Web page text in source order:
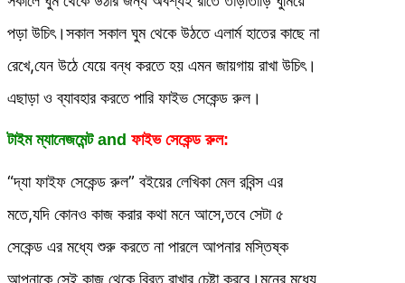
পড়া উচিৎ।সকাল সকাল ঘুম থেকে উঠতে এলার্ম হাতের কাছে না
রেখে,যেন উঠে যেয়ে বন্ধ করতে হয় এমন জায়গায় রাখা উচিৎ।
এছাড়া ও ব্যাবহার করতে পারি ফাইভ সেকেন্ড রুল।
টাইম ম্যানেজমেন্ট and ফাইভ সেকেন্ড রুল:
“দ্যা ফাইফ সেকেন্ড রুল” বইয়ের লেখিকা মেল রবিন্স এর
মতে,যদি কোনও কাজ করার কথা মনে আসে,তবে সেটা ৫
সেকেন্ড এর মধ্যে শুরু করতে না পারলে আপনার মস্তিষ্ক
আপনাকে সেই কাজ থেকে বিরত রাখার চেষ্টা করবে।মনের মধ্যে